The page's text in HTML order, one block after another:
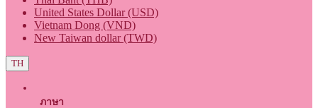
United States Dollar (USD)
Vietnam Dong (VND)
New Taiwan dollar (TWD)
TH
ภาษา